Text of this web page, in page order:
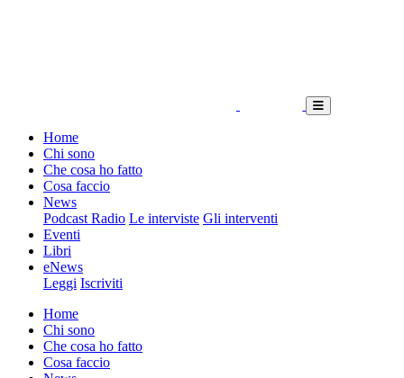
Home
Chi sono
Che cosa ho fatto
Cosa faccio
News
Podcast Radio Le interviste Gli interventi
Eventi
Libri
eNews
Leggi Iscriviti
Home
Chi sono
Che cosa ho fatto
Cosa faccio